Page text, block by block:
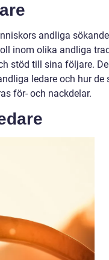
andliga
inom olika andliga
stöd till sina följare.
ledare och hur de
för- och nackdelar.